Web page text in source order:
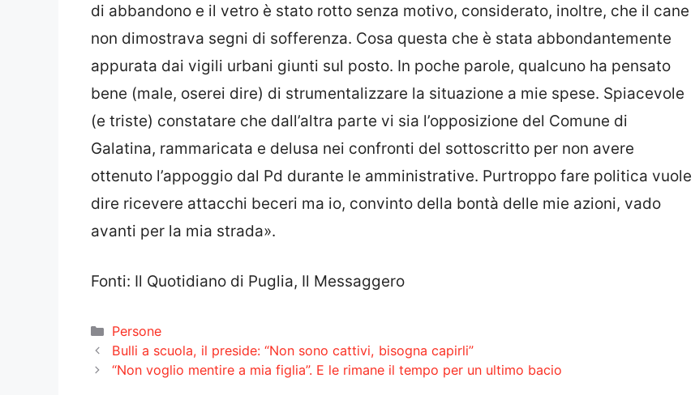
di abbandono e il vetro è stato rotto senza motivo, considerato, inoltre, che il cane
non dimostrava segni di sofferenza. Cosa questa che è stata abbondantemente
appurata dai vigili urbani giunti sul posto. In poche parole, qualcuno ha pensato
bene (male, oserei dire) di strumentalizzare la situazione a mie spese. Spiacevole
(e triste) constatare che dall’altra parte vi sia l’opposizione del Comune di
Galatina, rammaricata e delusa nei confronti del sottoscritto per non avere
ottenuto l’appoggio dal Pd durante le amministrative. Purtroppo fare politica vuole
dire ricevere attacchi beceri ma io, convinto della bontà delle mie azioni, vado
avanti per la mia strada».
Fonti: Il Quotidiano di Puglia, Il Messaggero
Categorie
Persone
Bulli a scuola, il preside: “Non sono cattivi, bisogna capirli”
“Non voglio mentire a mia figlia”. E le rimane il tempo per un ultimo bacio